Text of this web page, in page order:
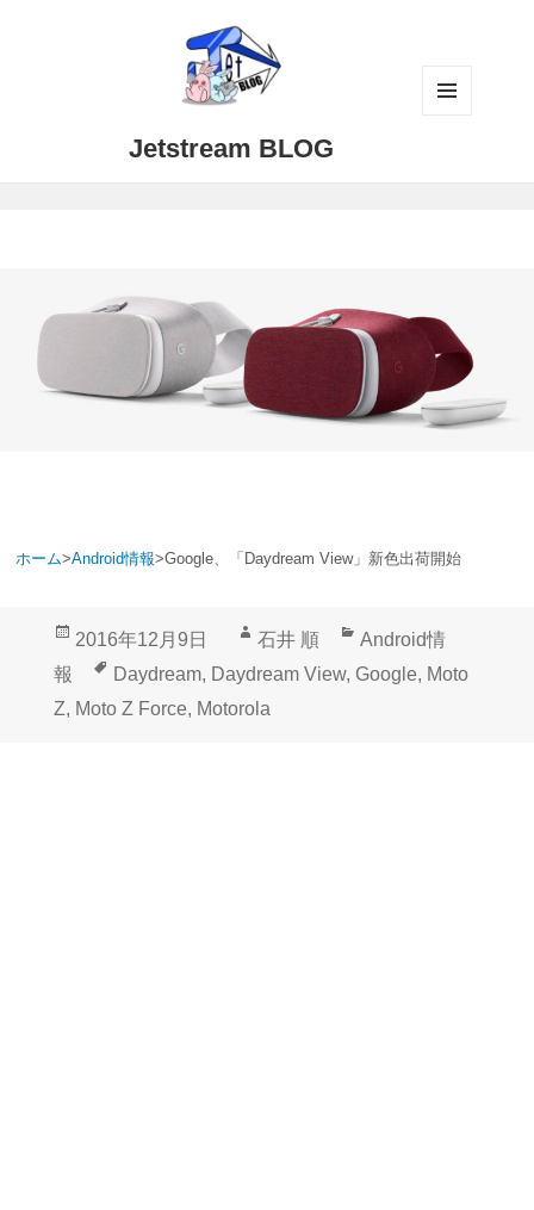
Jetstream BLOG
ホーム>Android情報>Google、「Daydream View」新色出荷開始
投
日:
2016年12月9日
作
成
者
石井 順
カ
テ
Android情
報
タ
グ
Daydream, Daydream View, Google, Moto
Z, Moto Z Force, Motorola